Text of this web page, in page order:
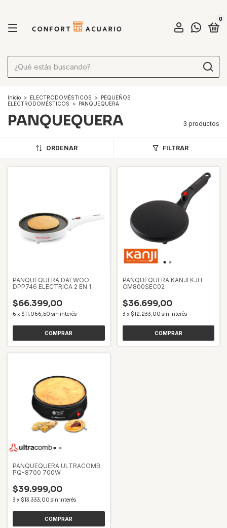
0
Inicio > ELECTRODOMÉSTICOS > PEQUEÑOS
ELECTRODOMÉSTICOS
> PANQUEQUERA
PANQUEQUERA 3 productos
ORDENAR FILTRAR
PANQUEQUERA DAEWOO
DPP746 ELECTRICA 2 EN 1
$66.399,00
6 x $11.066,50 sin interés
PANQUEQUERA KANJI KJH-
CM800SEC02
$36.699,00
3 x $12.233,00 sin interés
PANQUEQUERA ULTRACOMB
PQ-8700 700W
$39.999,00
3 x $13.333,00 sin interés